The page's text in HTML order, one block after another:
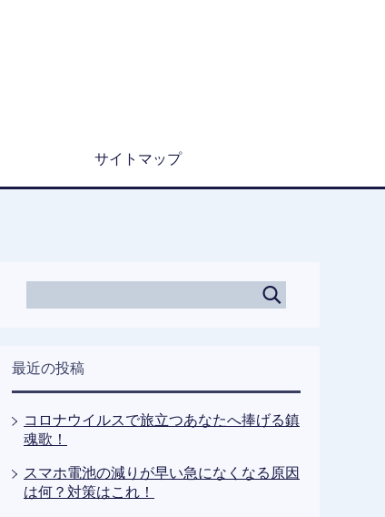
サイトマップ
最近の投稿
コロナウイルスで旅立つあなたへ捧げる鎮
魂歌！
スマホ電池の減りが早い急になくなる原因
は何？対策はこれ！